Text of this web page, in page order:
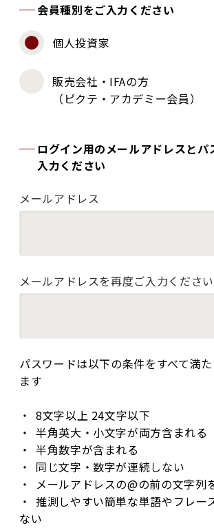
会員種別をご入力ください
個人投資家
販売会社・IFAの方
（ピクテ・アカデミー会員）
ログイン用のメールアドレスとパ
入力ください
メールアドレス
メールアドレスを再度ご入力ください
パスワードは以下の条件をすべて満
ます
8文字以上 24文字以下
半角英大・小文字が両方含まれる
半角数字が含まれる
同じ文字・数字が連続しない
メールアドレスの@の前の文字列
推測しやすい簡単な単語やフレー
ない